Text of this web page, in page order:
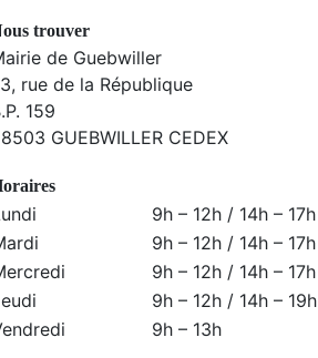
trouver
de Guebwiller
rue de la République
159
GUEBWILLER CEDEX
9h – 12h / 14h – 17h
9h – 12h / 14h – 17h
9h – 12h / 14h – 17h
9h – 12h / 14h – 19h
9h – 13h